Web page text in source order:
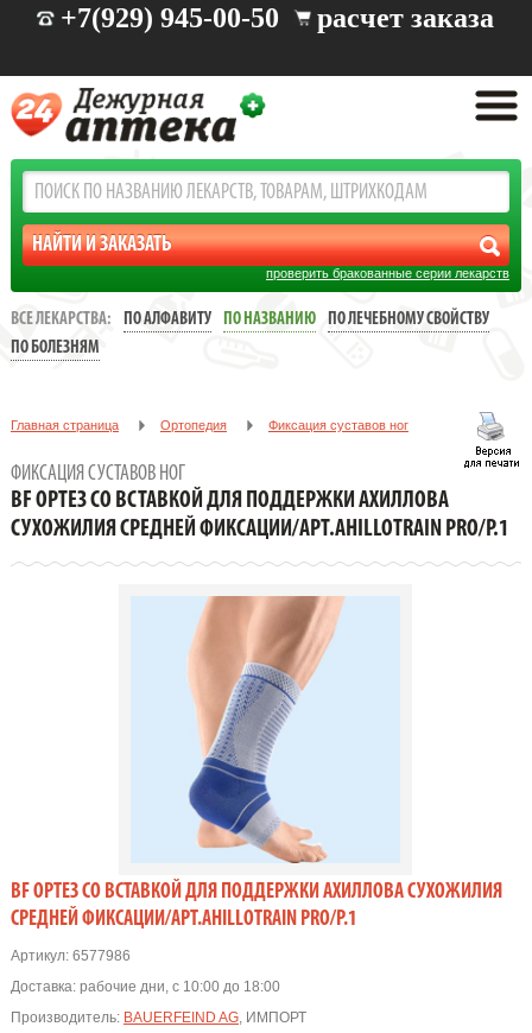
+7(929) 945-00-50 расчет заказа
проверить бракованные серии лекарств
ВСЕ ЛЕКАРСТВА: ПО АЛФАВИТУ ПО НАЗВАНИЮ
ПО ЛЕЧЕБНОМУ СВОЙСТВУ
ПО БОЛЕЗНЯМ
Главная страница Ортопедия Фиксация суставов ног
СУХОЖИЛИЯ СРЕДНЕЙ ФИКСАЦИИ/АРТ.AHILLOTRAIN PRO/Р.1
ФИКСАЦИЯ СУСТАВОВ НОГ
BF ОРТЕЗ СО ВСТАВКОЙ ДЛЯ ПОДДЕРЖКИ АХИЛЛОВА
СУХОЖИЛИЯ СРЕДНЕЙ ФИКСАЦИИ/АРТ.AHILLOTRAIN PRO/Р.1
BF ОРТЕЗ СО ВСТАВКОЙ ДЛЯ ПОДДЕРЖКИ АХИЛЛОВА СУХОЖИЛИЯ
СРЕДНЕЙ ФИКСАЦИИ/АРТ.AHILLOTRAIN PRO/Р.1
Артикул:6577986
Доставка: рабочие дни, с 10:00 до 18:00
Производитель: BAUERFEIND AG, ИМПОРТ